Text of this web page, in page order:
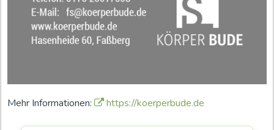
Mehr Informationen: https://koerperbude.de